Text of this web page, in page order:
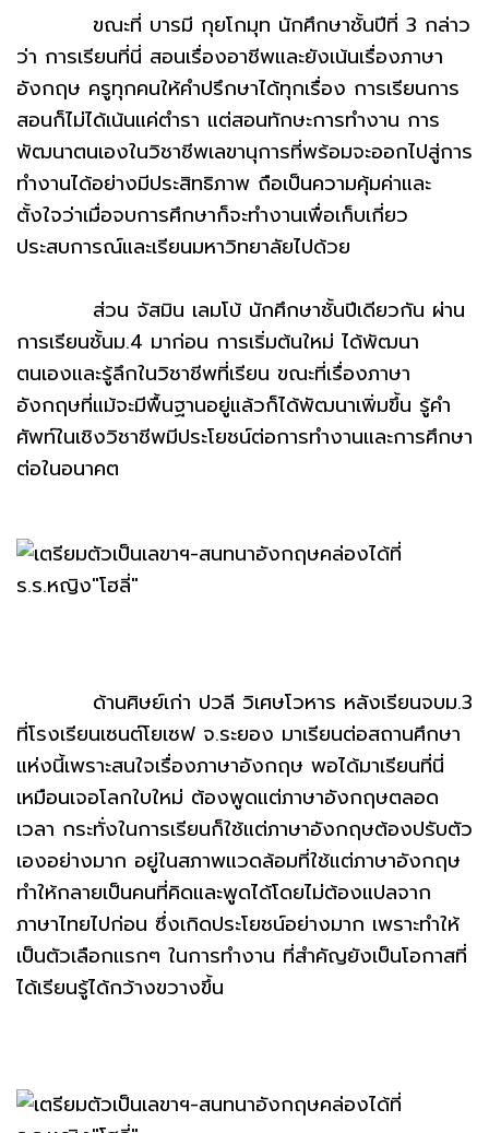
ขณะที่ บารมี กุยโกมุท นักศึกษาชั้นปีที่ 3 กล่าว
ว่า การเรียนที่นี่ สอนเรื่องอาชีพและยังเน้นเรื่องภาษา
อังกฤษ ครูทุกคนให้คำปรึกษาได้ทุกเรื่อง การเรียนการ
สอนก็ไม่ได้เน้นแค่ตำรา แต่สอนทักษะการทำงาน การ
พัฒนาตนเองในวิชาชีพเลขานุการที่พร้อมจะออกไปสู่การ
ทำงานได้อย่างมีประสิทธิภาพ ถือเป็นความคุ้มค่าและ
ตั้งใจว่าเมื่อจบการศึกษาก็จะทำงานเพื่อเก็บเกี่ยว
ประสบการณ์และเรียนมหาวิทยาลัยไปด้วย
ส่วน จัสมิน เลมโบ้ นักศึกษาชั้นปีเดียวกัน ผ่าน
การเรียนชั้นม.4 มาก่อน การเริ่มต้นใหม่ ได้พัฒนา
ตนเองและรู้ลึกในวิชาชีพที่เรียน ขณะที่เรื่องภาษา
อังกฤษที่แม้จะมีพื้นฐานอยู่แล้วก็ได้พัฒนาเพิ่มขึ้น รู้คำ
ศัพท์ในเชิงวิชาชีพมีประโยชน์ต่อการทำงานและการศึกษา
ต่อในอนาคต
ด้านศิษย์เก่า ปวลี วิเศษโวหาร หลังเรียนจบม.3
ที่โรงเรียนเซนต์โยเซฟ จ.ระยอง มาเรียนต่อสถานศึกษา
แห่งนี้เพราะสนใจเรื่องภาษาอังกฤษ พอได้มาเรียนที่นี่
เหมือนเจอโลกใบใหม่ ต้องพูดแต่ภาษาอังกฤษตลอด
เวลา กระทั่งในการเรียนก็ใช้แต่ภาษาอังกฤษต้องปรับตัว
เองอย่างมาก อยู่ในสภาพแวดล้อมที่ใช้แต่ภาษาอังกฤษ
ทำให้กลายเป็นคนที่คิดและพูดได้โดยไม่ต้องแปลจาก
ภาษาไทยไปก่อน ซึ่งเกิดประโยชน์อย่างมาก เพราะทำให้
เป็นตัวเลือกแรกๆ ในการทำงาน ที่สำคัญยังเป็นโอกาสที่
ได้เรียนรู้ได้กว้างขวางขึ้น